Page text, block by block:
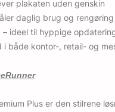
plakaten uden genskin
daglig brug og rengøring
ideel til hyppige
i både kontor-, retail- og
Plus er den stilrene